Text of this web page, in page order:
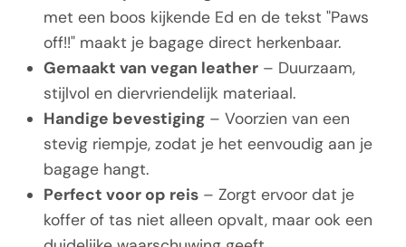
met een boos kijkende Ed en de tekst "Paws
off!!" maakt je bagage direct herkenbaar.
Gemaakt van vegan leather – Duurzaam,
stijlvol en diervriendelijk materiaal.
Handige bevestiging – Voorzien van een
stevig riempje, zodat je het eenvoudig aan je
bagage hangt.
Perfect voor op reis – Zorgt ervoor dat je
koffer of tas niet alleen opvalt, maar ook een